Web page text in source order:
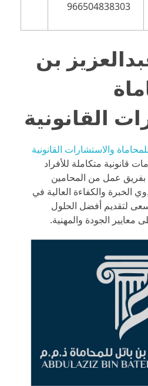
966504838303
بن
القانونية
والاستشارات القانونية
قانونية متكاملة للأفراد
بفريق عمل من المحامين
الخبرة والكفاءة العالية في
لتقديم أفضل الحلول
معايير الجودة والمهنية.